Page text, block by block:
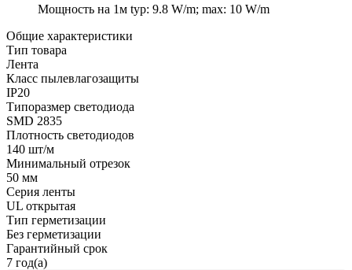
Мощность на 1м typ: 9.8 W/m; max: 10 W/m
Общие характеристики
Тип товара
Лента
Класс пылевлагозащиты
IP20
Типоразмер светодиода
SMD 2835
Плотность светодиодов
140 шт/м
Минимальный отрезок
50 мм
Серия ленты
UL открытая
Тип герметизации
Без герметизации
Гарантийный срок
7 год(а)